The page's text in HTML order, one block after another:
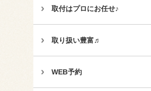
取付はプロにお任せ♪
取り扱い豊富♬
WEB予約